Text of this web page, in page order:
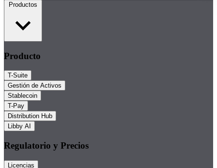
Productos
Producto
T-Suite
Gestión de Activos
Stablecoin
T-Pay
Distribution Hub
Libby AI
Regulatorio y Precios
Licencias